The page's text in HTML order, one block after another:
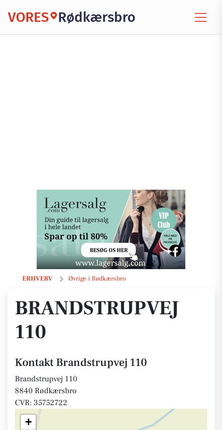
VORES Rødkærsbro
ERHVERV Øvrige i Rødkærsbro
Brandstrupvej 110
BRANDSTRUPVEJ
110
Kontakt Brandstrupvej 110
Brandstrupvej 110
8840 Rødkærsbro
CVR: 35752722
+